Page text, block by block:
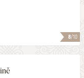
8/10